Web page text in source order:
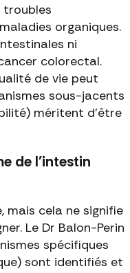
troubles
organiques.
ni
colorectal.
de vie peut
sous-jacents
méritent d'être
de l'intestin
mais cela ne signifie
Le Dr Balon-Perin
spécifiques
sont identifiés et